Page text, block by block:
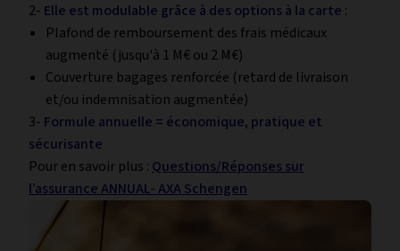
2- Elle est modulable grâce à des options à la carte :
Plafond de remboursement des frais médicaux
augmenté (jusqu'à 1 M€ ou 2 M€)
Couverture bagages renforcée (retard de livraison
et/ou indemnisation augmentée)
3- Formule annuelle = économique, pratique et
sécurisante
Pour en savoir plus : Questions/Réponses sur
l’assurance ANNUAL- AXA Schengen